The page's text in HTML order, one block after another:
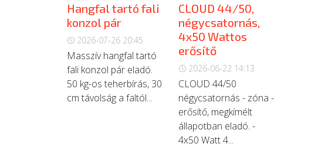
Hangfal tartó fali
konzol pár
2026-07-26 20:45
Masszív hangfal tartó
fali konzol pár eladó.
50 kg-os teherbírás, 30
cm távolság a faltól...
CLOUD 44/50,
négycsatornás,
4x50 Wattos
erősítő
2026-06-22 14:13
CLOUD 44/50
négycsatornás - zóna -
erősítő, megkímélt
állapotban eladó. -
4x50 Watt 4...